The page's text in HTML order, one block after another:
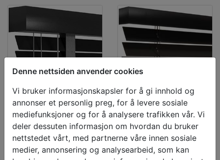
Denne nettsiden anvender cookies
Vi bruker informasjonskapsler for å gi innhold og
annonser et personlig preg, for å levere sosiale
mediefunksjoner og for å analysere trafikken vår. Vi
deler dessuten informasjon om hvordan du bruker
nettstedet vårt, med partnerne våre innen sosiale
medier, annonsering og analysearbeid, som kan
Bestselger
Trepersienn
er 50mm
Bestselger
Trepersienn
er 65mm